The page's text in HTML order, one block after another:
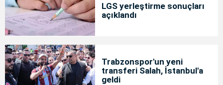
LGS yerleştirme sonuçları
açıklandı
Trabzonspor'un yeni
transferi Salah, İstanbul'a
geldi